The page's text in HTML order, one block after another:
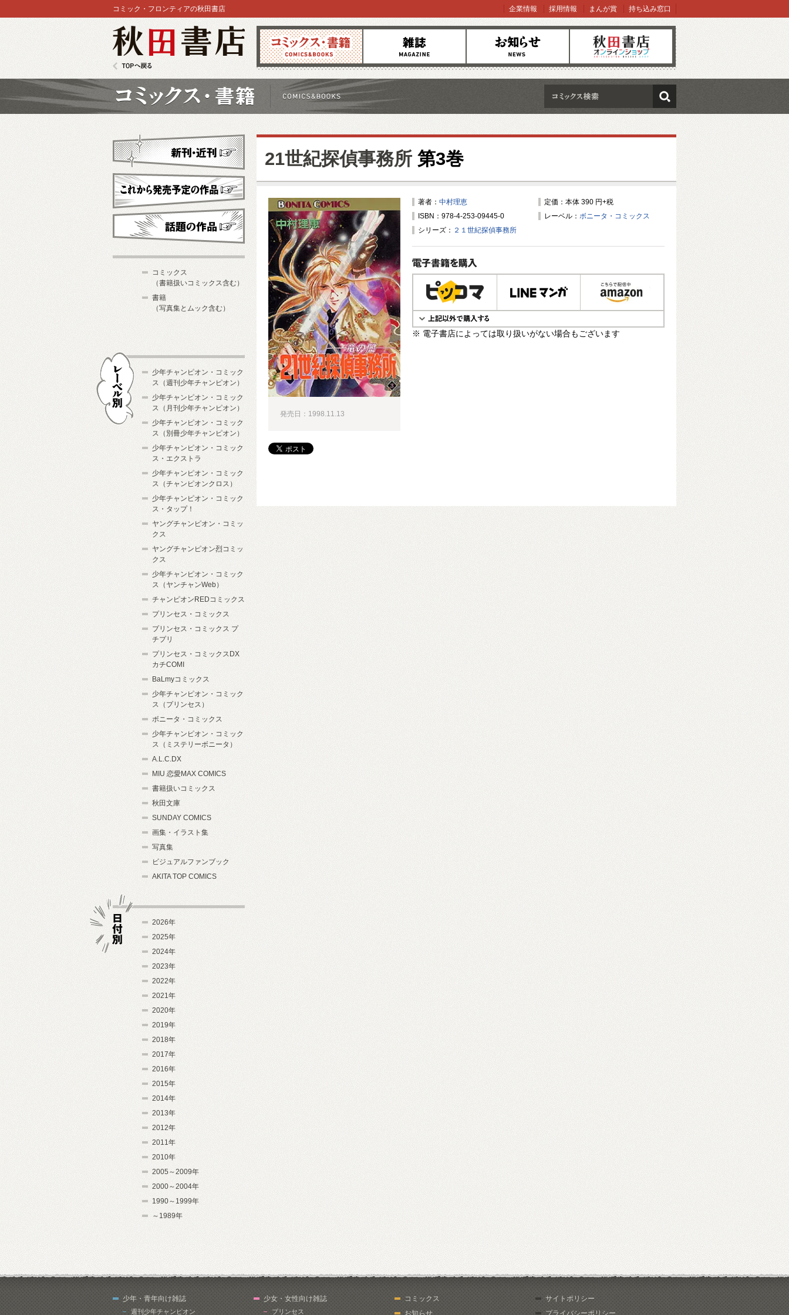
コミックス 雑誌 お知らせ オンラインショップ
コミック・フロンティアの秋田書店 企業情報 採用情報 まんが賞 持ち込み窓口
検索
21世紀探偵事務所 第3巻
著者： 中村理恵
定価：本体 390 円+税
ISBN：978-4-253-09445-0
レーベル： ボニータ・コミックス
シリーズ： ２１世紀探偵事務所
電子書籍で購入
※ 電子書店によっては取り扱いがない場合もございます
発売日：1998.11.13
新刊・近刊
これから発売予定
コミックス
（書籍扱いコミックス含む）
書籍
（写真集とムック含む）
少年チャンピオン・コミック
ス（週刊少年チャンピオン）
少年チャンピオン・コミック
ス（月刊少年チャンピオン）
少年チャンピオン・コミック
ス（別冊少年チャンピオン）
少年チャンピオン・コミック
ス・エクストラ
少年チャンピオン・コミック
ス（チャンピオンクロス）
少年チャンピオン・コミック
ス・タップ！
ヤングチャンピオン・コミッ
クス
ヤングチャンピオン烈コミッ
クス
少年チャンピオン・コミック
ス（ヤンチャンWeb）
チャンピオンREDコミックス
プリンセス・コミックス
プリンセス・コミックス プ
チプリ
プリンセス・コミックスDX
カチCOMI
BaLmyコミックス
少年チャンピオン・コミック
ス（プリンセス）
ボニータ・コミックス
少年チャンピオン・コミック
ス（ミステリーボニータ）
A.L.C.DX
MIU 恋愛MAX COMICS
書籍扱いコミックス
秋田文庫
SUNDAY COMICS
画集・イラスト集
写真集
ビジュアルファンブック
AKITA TOP COMICS
2026年
2025年
2024年
2023年
2022年
2021年
2020年
2019年
2018年
2017年
2016年
2015年
2014年
2013年
2012年
2011年
2010年
2005～2009年
2000～2004年
1990～1999年
～1989年
少年・青年向け雑誌
週刊少年チャンピオン
少女・女性向け雑誌
プリンセス
コミックス
お知らせ
サイトポリシー
プライバシーポリシー